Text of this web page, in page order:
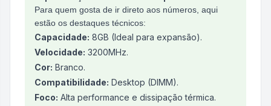
Para quem gosta de ir direto aos números, aqui
estão os destaques técnicos:
Capacidade: 8GB (Ideal para expansão).
Velocidade: 3200MHz.
Cor: Branco.
Compatibilidade: Desktop (DIMM).
Foco: Alta performance e dissipação térmica.